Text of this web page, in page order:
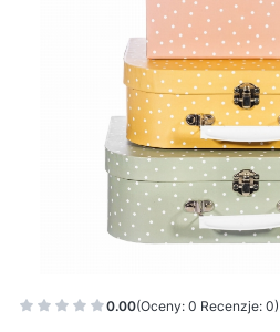
0.00(Oceny: 0 Recenzje: 0)